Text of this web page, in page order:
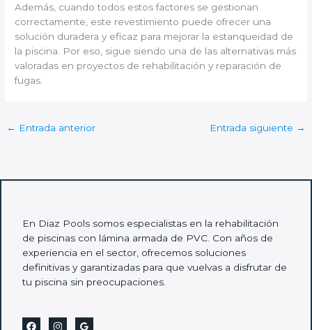
Además, cuando todos estos factores se gestionan
correctamente, este revestimiento puede ofrecer una
solución duradera y eficaz para mejorar la estanqueidad de
la piscina. Por eso, sigue siendo una de las alternativas más
valoradas en proyectos de rehabilitación y reparación de
fugas.
← Entrada anterior Entrada siguiente →
En Diaz Pools somos especialistas en la rehabilitación
de piscinas con lámina armada de PVC. Con años de
experiencia en el sector, ofrecemos soluciones
definitivas y garantizadas para que vuelvas a disfrutar de
tu piscina sin preocupaciones.